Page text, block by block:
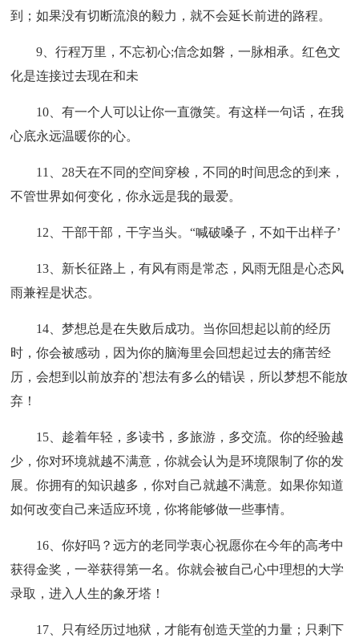
到；如果没有切断流浪的毅力，就不会延长前进的路程。
9、行程万里，不忘初心;信念如磐，一脉相承。红色文
化是连接过去现在和未
10、有一个人可以让你一直微笑。有这样一句话，在我
心底永远温暖你的心。
11、28天在不同的空间穿梭，不同的时间思念的到来，
不管世界如何变化，你永远是我的最爱。
12、干部干部，干字当头。“喊破嗓子，不如干出样子’
13、新长征路上，有风有雨是常态，风雨无阻是心态风
雨兼裎是状态。
14、梦想总是在失败后成功。当你回想起以前的经历
时，你会被感动，因为你的脑海里会回想起过去的痛苦经
历，会想到以前放弃的`想法有多么的错误，所以梦想不能放
弃！
15、趁着年轻，多读书，多旅游，多交流。你的经验越
少，你对环境就越不满意，你就会认为是环境限制了你的发
展。你拥有的知识越多，你对自己就越不满意。如果你知道
如何改变自己来适应环境，你将能够做一些事情。
16、你好吗？远方的老同学衷心祝愿你在今年的高考中
获得金奖，一举获得第一名。你就会被自己心中理想的大学
录取，进入人生的象牙塔！
17、只有经历过地狱，才能有创造天堂的力量；只剩下